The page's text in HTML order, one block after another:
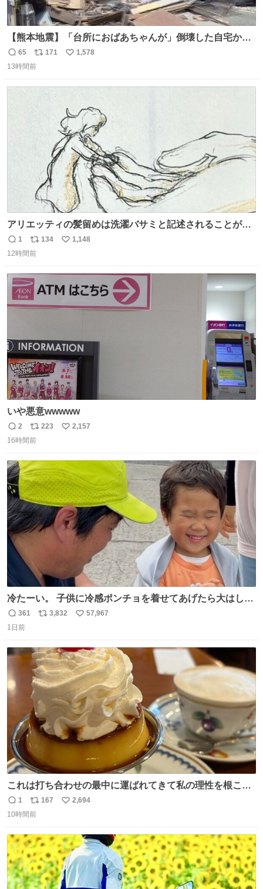
【熊本地震】「台所におばあちゃんが」倒壊した自宅から
孫が救出 地震発生時、台所で夕食の準備をしていた祖母の
「助けて」という声。祖母を背負い、助け出した孫が「命
返
信
65
リ
ポ
171
い
1,578
13時間前
アリエッティの髪留めは洗濯バサミと記述されることが多
いですが、もっと小さいプラスチックのクリップです。 バ
ネは使いやすいように強度を調整してあるはず。
返
信
1
リ
ポ
ト
数
134
い
1,148
12時間前
いや悪意wwwww
返
信
2
リ
ポ
ト
数
223
い
数
2,157
16時間前
冷たーい。 子供に冷感ポンチョを着せてあげたら大はしゃ
ぎで喜んでくれました。 こんな素敵な代物を提供してくれ
た山口県の恩師に感謝。
返
信
361
リ
ト
数
3,832
い
数
57,967
1日前
これは打ち合わせの最中に運ばれてきて私の理性を根こそ
ぎ奪い去ったプリンの写真です。
返
信
1
リ
ポ
ト
数
167
い
数
2,694
10時間前